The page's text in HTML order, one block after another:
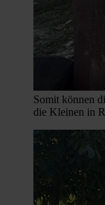
Somit können
die Kleinen in